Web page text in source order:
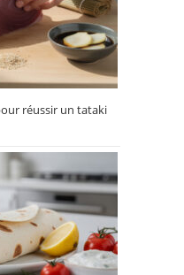
réussir un tataki